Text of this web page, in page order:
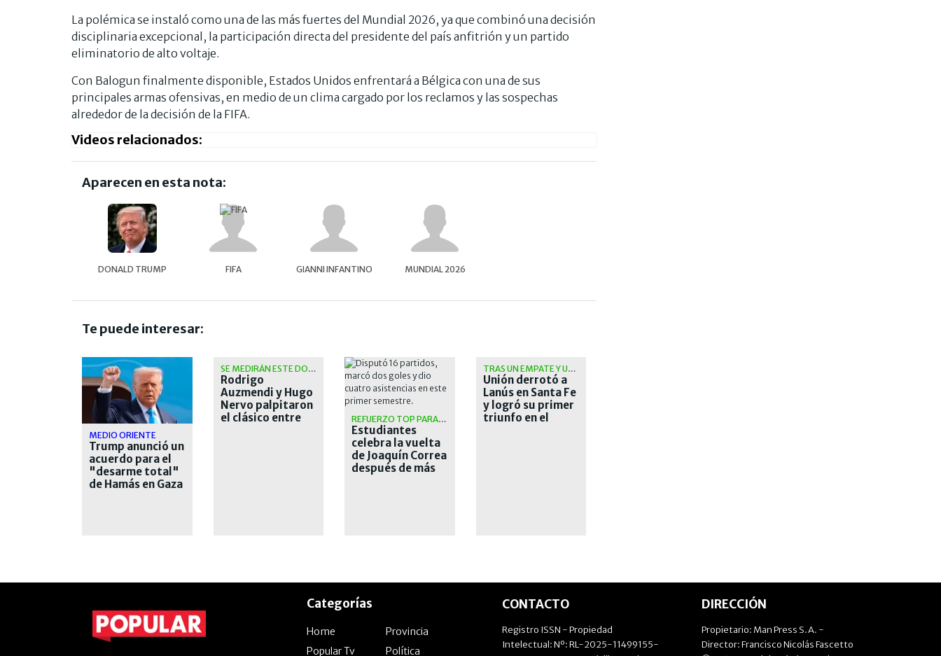
La polémica se instaló como una de las más fuertes del Mundial 2026, ya que combinó una decisión
disciplinaria excepcional, la participación directa del presidente del país anfitrión y un partido
eliminatorio de alto voltaje.
Con Balogun finalmente disponible, Estados Unidos enfrentará a Bélgica con una de sus
principales armas ofensivas, en medio de un clima cargado por los reclamos y las sospechas
alrededor de la decisión de la FIFA.
Videos relacionados:
Aparecen en esta nota:
DONALD TRUMP FIFA GIANNI INFANTINO MUNDIAL 2026
Te puede interesar:
MEDIO ORIENTE
Trump anunció un
acuerdo para el
"desarme total"
de Hamás en Gaza
SE MEDIRÁN ESTE DOMINGO
Rodrigo
Auzmendi y Hugo
Nervo palpitaron
el clásico entre
REFUERZO TOP PARA EL PINCHA
Estudiantes
celebra la vuelta
de Joaquín Correa
después de más
TRAS UN EMPATE Y UNA CAÍDA
Unión derrotó a
Lanús en Santa Fe
y logró su primer
triunfo en el
Categorías
Home
Provincia
Popular Tv
Política
CONTACTO
Registro ISSN - Propiedad
Intelectual: Nº: RL-2025-11499155-
DIRECCIÓN
Propietario: Man Press S.A. -
Director: Francisco Nicolás Fascetto